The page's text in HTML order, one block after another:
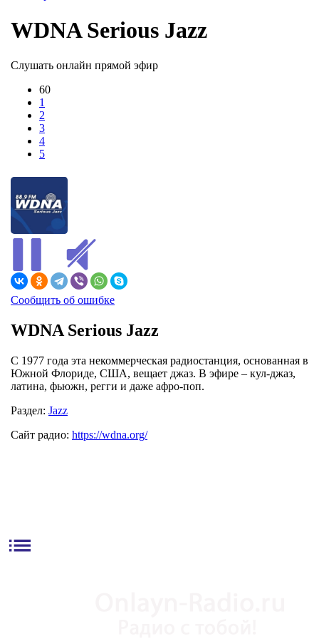
WDNA Serious Jazz
Слушать онлайн прямой эфир
60
1
2
3
4
5
Сообщить об ошибке
WDNA Serious Jazz
С 1977 года эта некоммерческая радиостанция, основанная в
Южной Флориде, США, вещает джаз. В эфире – кул-джаз,
латина, фьюжн, регги и даже афро-поп.
Раздел: Jazz
Сайт радио: https://wdna.org/
list